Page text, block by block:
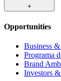
+
Opportunities
Business
Programa
Brand
Investors